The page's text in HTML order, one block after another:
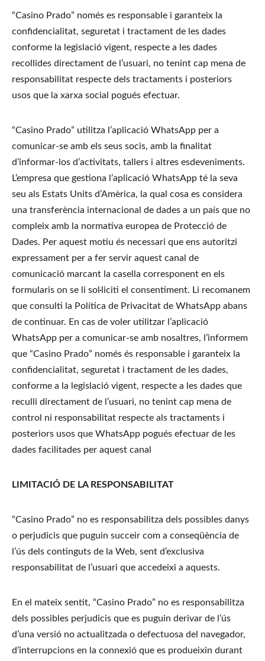
“Casino Prado” només es responsable i garanteix la
confidencialitat, seguretat i tractament de les dades
conforme la legislació vigent, respecte a les dades
recollides directament de l’usuari, no tenint cap mena de
responsabilitat respecte dels tractaments i posteriors
usos que la xarxa social pogués efectuar.
“Casino Prado” utilitza l’aplicació WhatsApp per a
comunicar-se amb els seus socis, amb la finalitat
d’informar-los d’activitats, tallers i altres esdeveniments.
L’empresa que gestiona l’aplicació WhatsApp té la seva
seu als Estats Units d’Amèrica, la qual cosa es considera
una transferència internacional de dades a un país que no
compleix amb la normativa europea de Protecció de
Dades. Per aquest motiu és necessari que ens autoritzi
expressament per a fer servir aquest canal de
comunicació marcant la casella corresponent en els
formularis on se li sol·liciti el consentiment. Li recomanem
que consulti la Política de Privacitat de WhatsApp abans
de continuar. En cas de voler utilitzar l’aplicació
WhatsApp per a comunicar-se amb nosaltres, l’informem
que “Casino Prado” només és responsable i garanteix la
confidencialitat, seguretat i tractament de les dades,
conforme a la legislació vigent, respecte a les dades que
reculli directament de l’usuari, no tenint cap mena de
control ni responsabilitat respecte als tractaments i
posteriors usos que WhatsApp pogués efectuar de les
dades facilitades per aquest canal
LIMITACIÓ DE LA RESPONSABILITAT
“Casino Prado” no es responsabilitza dels possibles danys
o perjudicis que puguin succeir com a conseqüència de
l’ús dels continguts de la Web, sent d’exclusiva
responsabilitat de l’usuari que accedeixi a aquests.
En el mateix sentit, “Casino Prado” no es responsabilitza
dels possibles perjudicis que es puguin derivar de l’ús
d’una versió no actualitzada o defectuosa del navegador,
d’interrupcions en la connexió que es produeixin durant